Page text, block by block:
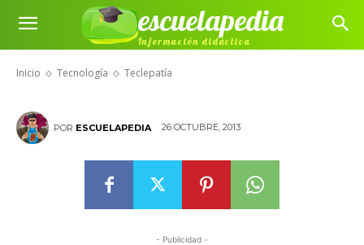
escuelapedia
Información didáctica
Inicio Tecnología Teclepatía
Teclepatía
POR ESCUELAPEDIA 26 OCTUBRE, 2013
- Publicidad -